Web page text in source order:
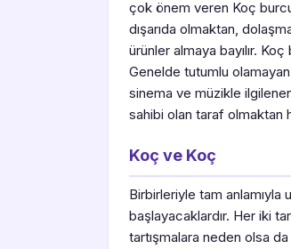
çok önem veren Koç burcu,
dışarıda olmaktan,
ürünler almaya bayılır.
Genelde tutumlu
sinema ve müzikle
sahibi olan taraf olmaktan
Koç ve Koç
Birbirleriyle tam
başlayacaklardır. Her iki
tartışmalara neden olsa